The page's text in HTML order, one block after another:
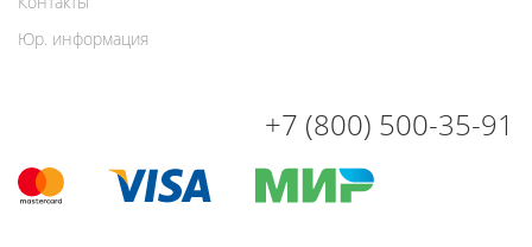
Юр. информация
+7 (800) 500-35-91